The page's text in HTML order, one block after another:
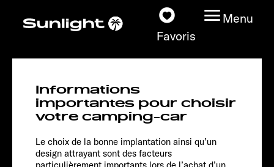
Favoris
Menu
Nos modèles
Configurateur
Informations
importantes pour choisir
votre camping-car
Le choix de la bonne implantation ainsi qu’un
design attrayant sont des facteurs
particulièrement importants lors de l’achat d’un
I 67 SAdventure